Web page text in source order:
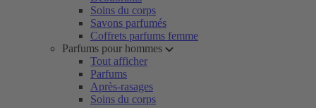
Soins du corps
Savons parfumés
Coffrets parfums femme
Parfums pour hommes
Tout afficher
Parfums
Après-rasages
Soins du corps